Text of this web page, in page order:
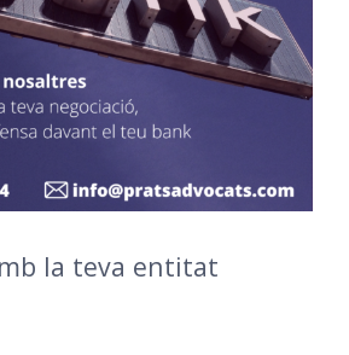
la teva entitat